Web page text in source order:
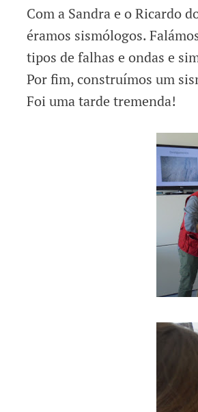
Com a Sandra e o Ricardo
éramos sismólogos.
tipos de falhas e ondas e
Por fim, construímos um
Foi uma tarde tremenda!